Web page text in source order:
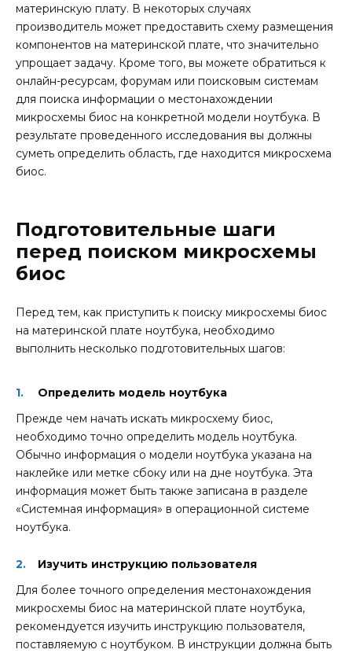
материнскую плату. В некоторых случаях
производитель может предоставить схему размещения
компонентов на материнской плате, что значительно
упрощает задачу. Кроме того, вы можете обратиться к
онлайн-ресурсам, форумам или поисковым системам
для поиска информации о местонахождении
микросхемы биос на конкретной модели ноутбука. В
результате проведенного исследования вы должны
суметь определить область, где находится микросхема
биос.
Подготовительные шаги
перед поиском микросхемы
биос
Перед тем, как приступить к поиску микросхемы биос
на материнской плате ноутбука, необходимо
выполнить несколько подготовительных шагов:
Определить модель ноутбука
Прежде чем начать искать микросхему биос,
необходимо точно определить модель ноутбука.
Обычно информация о модели ноутбука указана на
наклейке или метке сбоку или на дне ноутбука. Эта
информация может быть также записана в разделе
«Системная информация» в операционной системе
ноутбука.
Изучить инструкцию пользователя
Для более точного определения местонахождения
микросхемы биос на материнской плате ноутбука,
рекомендуется изучить инструкцию пользователя,
поставляемую с ноутбуком. В инструкции должна быть